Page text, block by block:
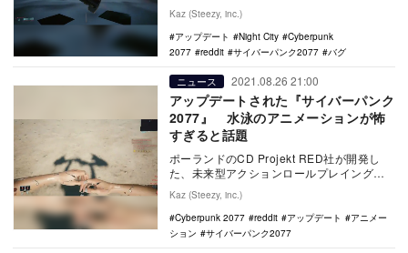
Kaz (Steezy, inc.)
アップデート
Night City
Cyberpunk
2077
reddit サイバーパンク2077 バグ
ニュース 2021.08.26 21:00
アップデートされた『サイバーパンク
2077』 水泳のアニメーションが怖
すぎると話題
ポーランドのCD Projekt RED社が開発し
た、未来型アクションロールプレイングゲ
Kaz (Steezy, inc.)
Cyberpunk 2077
reddit アップデート
アニメー
ション
サイバーパンク2077